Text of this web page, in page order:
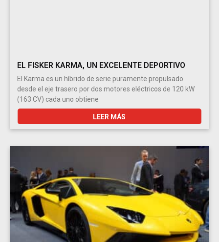
EL FISKER KARMA, UN EXCELENTE DEPORTIVO
El Karma es un híbrido de serie puramente propulsado
desde el eje trasero por dos motores eléctricos de 120 kW
(163 CV) cada uno obtiene
LEER MÁS